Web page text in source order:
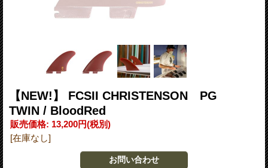
【NEW!】 FCSII CHRISTENSON PG
TWIN / BloodRed
販売価格: 13,200円(税別)
[在庫なし]